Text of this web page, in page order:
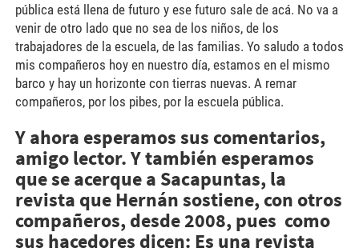
pública está llena de futuro y ese futuro sale de acá. No va a
venir de otro lado que no sea de los niños, de los
trabajadores de la escuela, de las familias. Yo saludo a todos
mis compañeros hoy en nuestro día, estamos en el mismo
barco y hay un horizonte con tierras nuevas. A remar
compañeros, por los pibes, por la escuela pública.
Y ahora esperamos sus comentarios,
amigo lector. Y también esperamos
que se acerque a Sacapuntas, la
revista que Hernán sostiene, con otros
compañeros, desde 2008, pues como
sus hacedores dicen: Es una revista